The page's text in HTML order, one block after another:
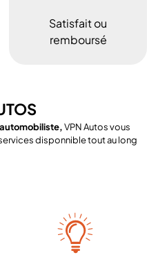
Satisfait ou
remboursé
VPN Autos vous
disponnible tout au long